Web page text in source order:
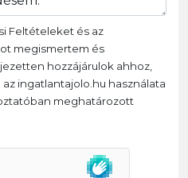
Feltételeket és az
megismertem és
hozzájárulok ahhoz,
ingatlantajolo.hu használata
meghatározott